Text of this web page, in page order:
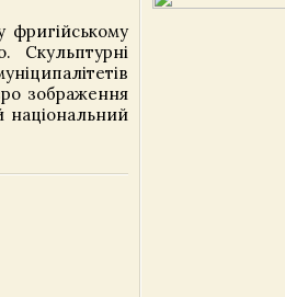
фригійському
Скульптурні
зображення
національний